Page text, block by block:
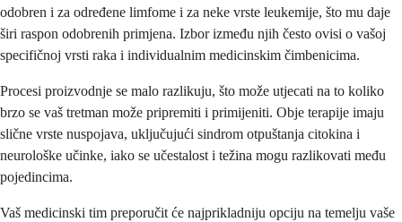
odobren i za određene limfome i za neke vrste leukemije, što mu daje
širi raspon odobrenih primjena. Izbor između njih često ovisi o vašoj
specifičnoj vrsti raka i individualnim medicinskim čimbenicima.
Procesi proizvodnje se malo razlikuju, što može utjecati na to koliko
brzo se vaš tretman može pripremiti i primijeniti. Obje terapije imaju
slične vrste nuspojava, uključujući sindrom otpuštanja citokina i
neurološke učinke, iako se učestalost i težina mogu razlikovati među
pojedincima.
Vaš medicinski tim preporučit će najprikladniju opciju na temelju vaše